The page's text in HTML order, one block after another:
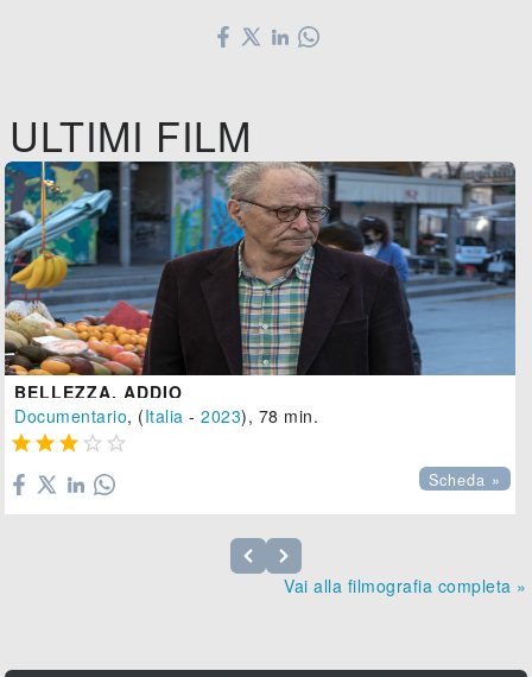
ULTIMI FILM
BELLEZZA, ADDIO
Documentario, (Italia -2023), 78 min.
    
Scheda »
Vai alla filmografia completa »